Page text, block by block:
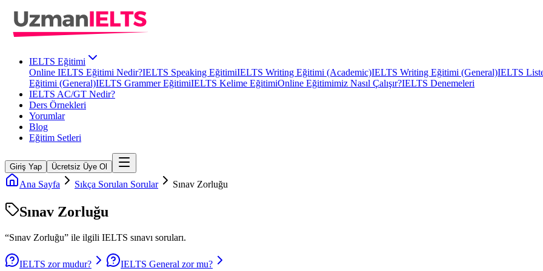
IELTS Eğitimi
Online IELTS Eğitimi Nedir?IELTS Speaking EğitimiIELTS Writing Eğitimi (Academic)IELTS Writing Eğitimi (General)IELTS
Eğitimi (General)IELTS Grammer EğitimiIELTS Kelime EğitimiOnline Eğitimimiz Nasıl Çalışır?IELTS Denemeleri
IELTS AC/GT Nedir?
Ders Örnekleri
Yorumlar
Blog
Eğitim Setleri
Giriş Yap Ücretsiz Üye Ol
Ana Sayfa Sıkça Sorulan Sorular Sınav Zorluğu
Sınav Zorluğu
“Sınav Zorluğu” ile ilgili IELTS sınavı soruları.
IELTS zor mudur? IELTS General zor mu?